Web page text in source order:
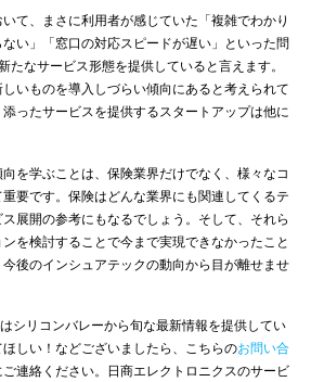
て、まさに利用者が感じていた「複雑でわかり
い」「窓口の対応スピードが遅い」といった問
たなサービス形態を提供していると言えます。
いものを導入しづらい傾向にあると考えられて
ったサービスを提供するスタートアップは他に
を学ぶことは、保険業界だけでなく、様々なコ
要です。保険はどんな業界にも関連してくるテ
展開の参考にもなるでしょう。そして、それら
を検討することで今まで実現できなかったこと
後のインシュアテックの動向から目が離せませ
シリコンバレーから旬な最新情報を提供してい
しい！などございましたら、こちらのお問い合
ご連絡ください。日商エレクトロニクスのサービ